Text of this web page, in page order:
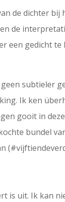
de dichter bij
de
een gedicht
subtieler
Ik ken
gooit in
bundel
is uit. Ik kan